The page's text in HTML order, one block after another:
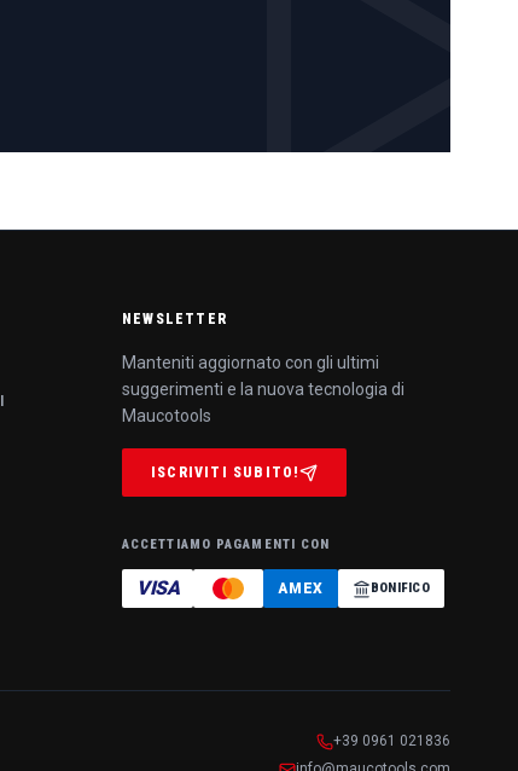
NEWSLETTER
Manteniti aggiornato con gli ultimi
suggerimenti e la nuova tecnologia di
Maucotools
ISCRIVITI SUBITO!
ACCETTIAMO PAGAMENTI CON
VISA AMEX BONIFICO
+39 0961 021836